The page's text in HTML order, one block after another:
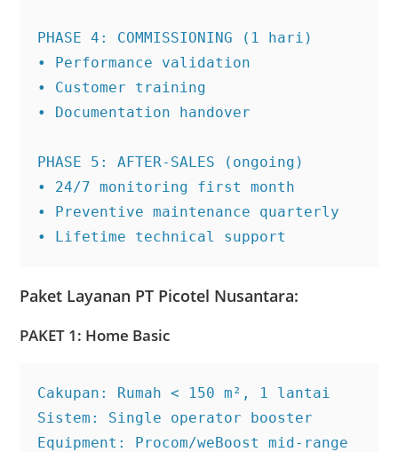
PHASE 4: COMMISSIONING (1 hari)
• Performance validation
• Customer training
• Documentation handover
PHASE 5: AFTER-SALES (ongoing)
• 24/7 monitoring first month
• Preventive maintenance quarterly
• Lifetime technical support
Paket Layanan PT Picotel Nusantara:
PAKET 1: Home Basic
Cakupan: Rumah < 150 m², 1 lantai
Sistem: Single operator booster
Equipment: Procom/weBoost mid-range